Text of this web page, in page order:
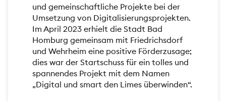
und gemeinschaftliche Projekte bei der
Umsetzung von Digitalisierungsprojekten.
Im April 2023 erhielt die Stadt Bad
Homburg gemeinsam mit Friedrichsdorf
und Wehrheim eine positive Förderzusage;
dies war der Startschuss für ein tolles und
spannendes Projekt mit dem Namen
„Digital und smart den Limes überwinden“.